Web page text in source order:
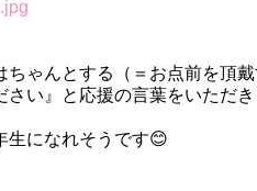
ゃんとする（＝お点前を頂
い』と応援の言葉をいただき
生になれそうです😊